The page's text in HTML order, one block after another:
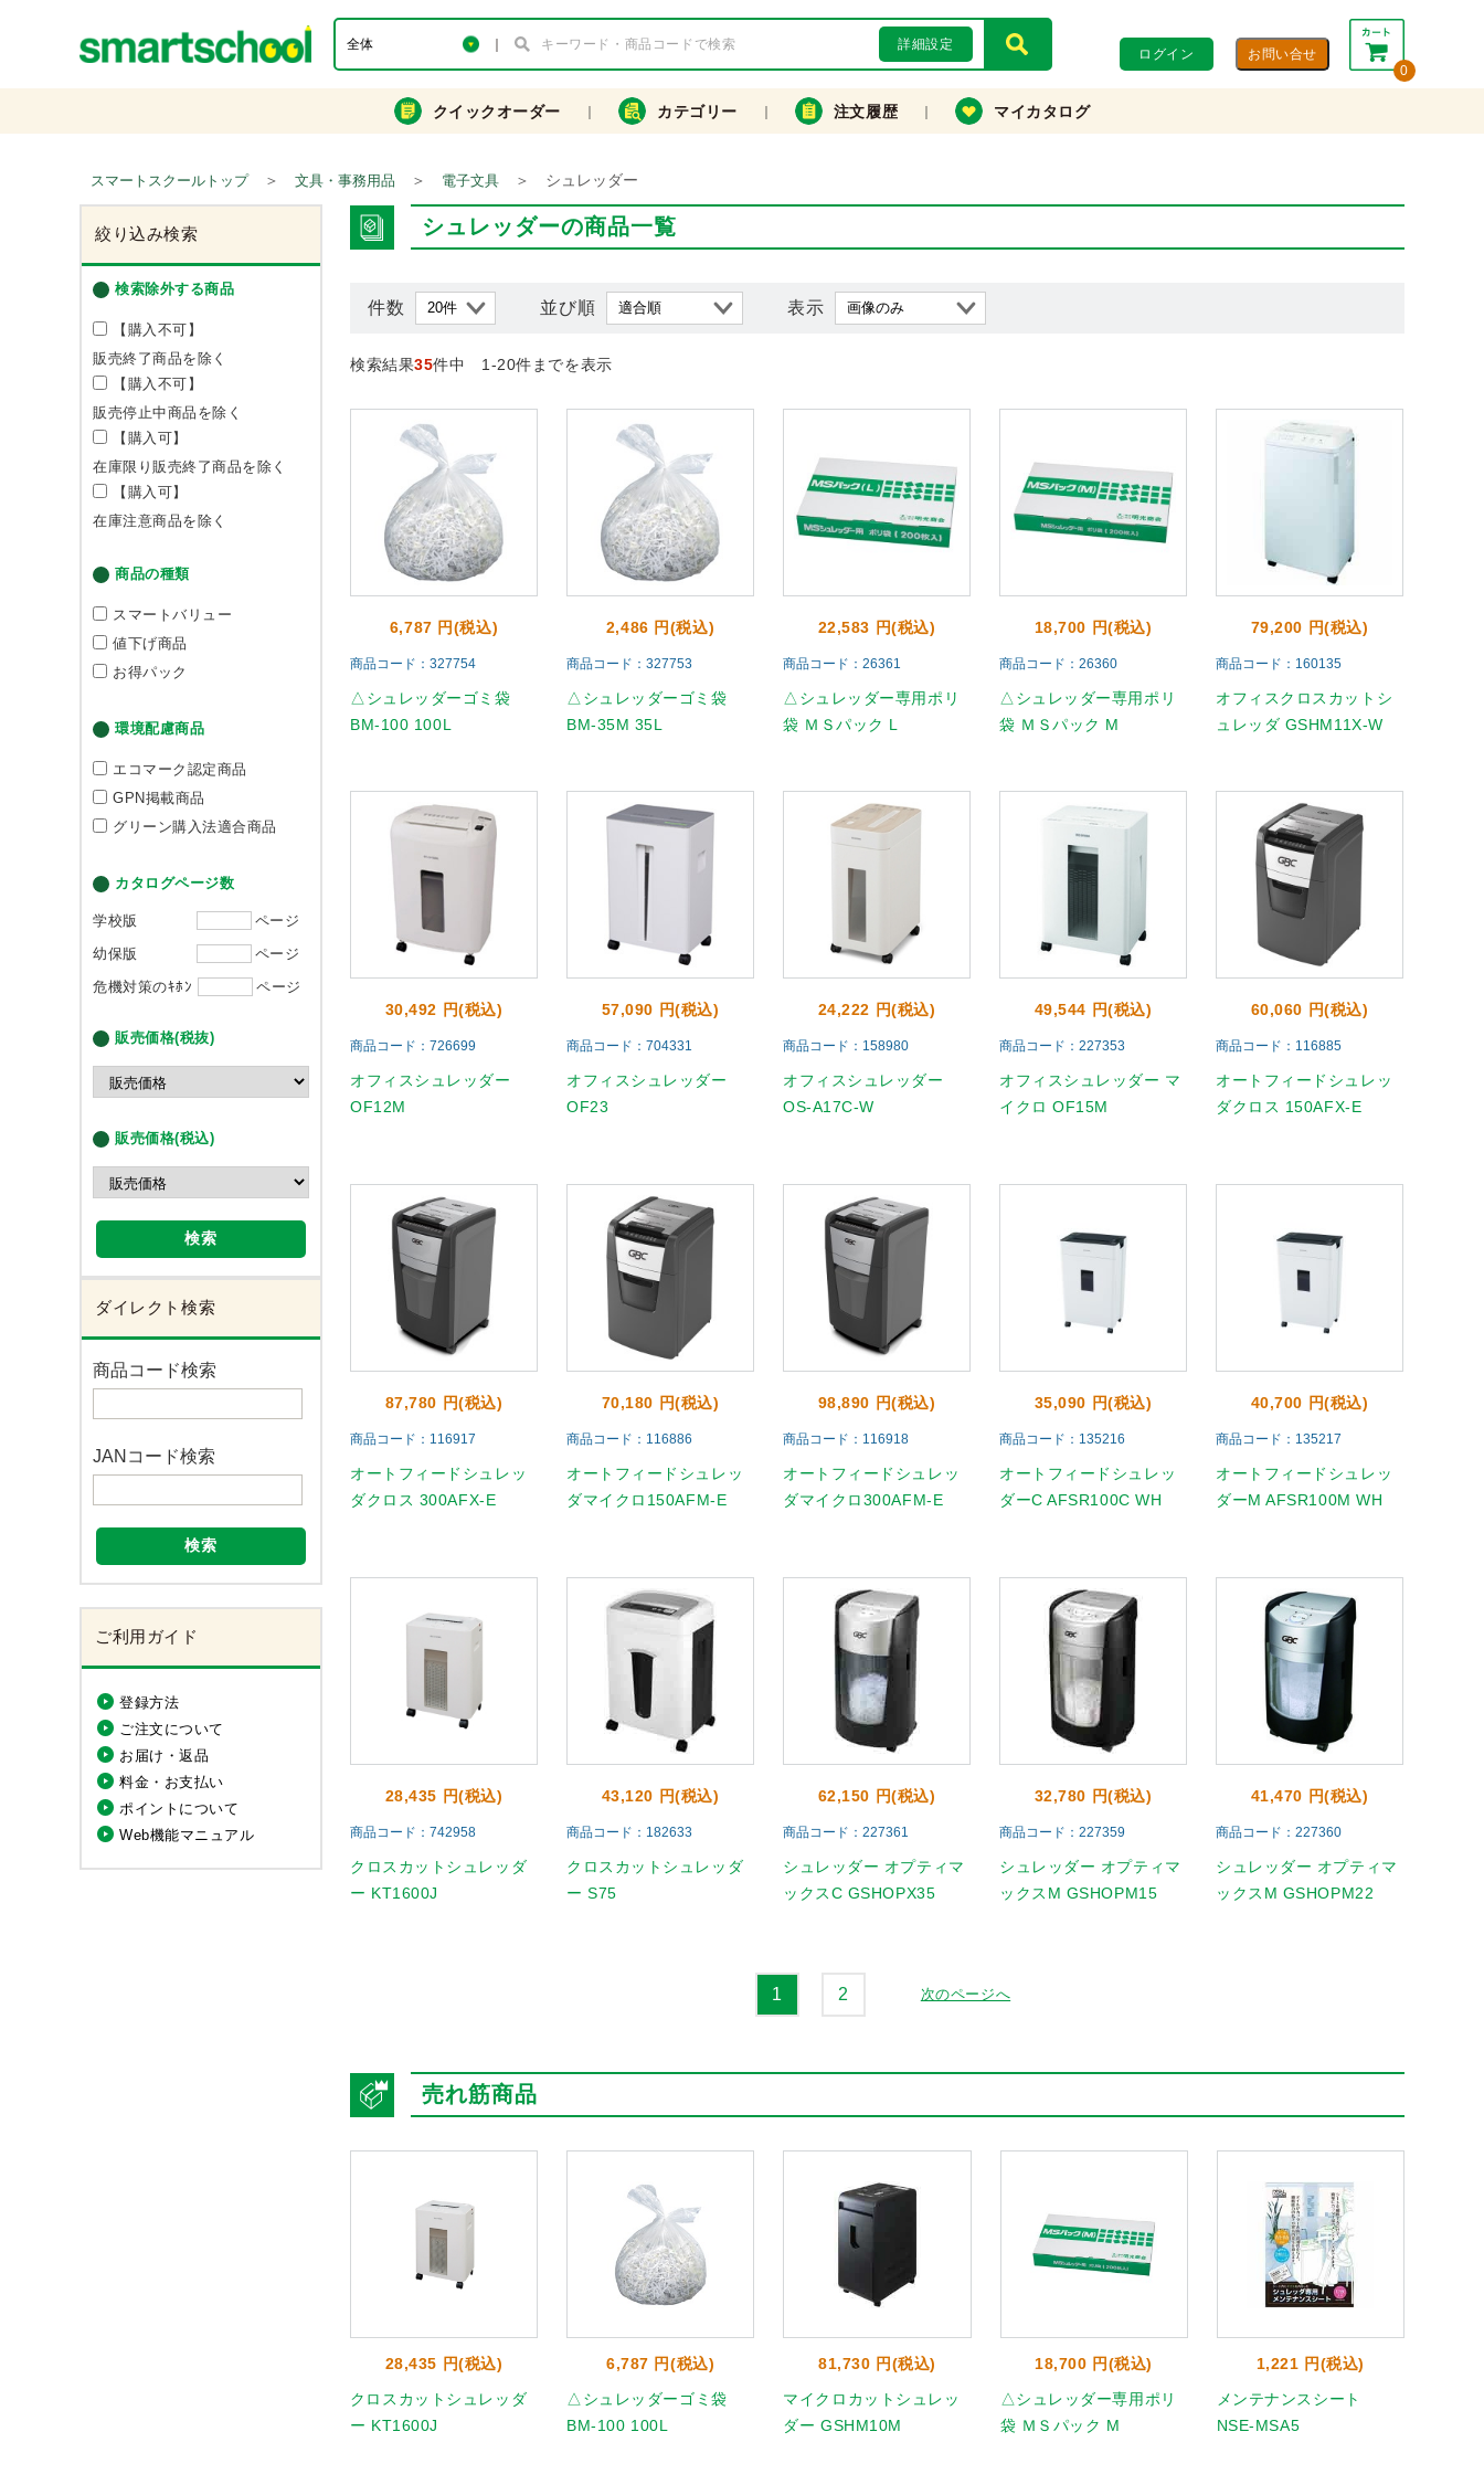
詳細設定
ログイン
0
合計： 0円
カートを見る・注文する
クイックオーダー カテゴリー 注文履歴 マイカタログ
スマートスクールトップ ＞ 文具・事務用品 ＞ 電子文具 ＞ シュレッダー
絞り込み検索
検索除外する商品
【購入不可】
販売終了商品を除く
【購入不可】
販売停止中商品を除く
【購入可】
在庫限り販売終了商品を除く
【購入可】
在庫注意商品を除く
商品の種類
スマートバリュー
値下げ商品
お得パック
環境配慮商品
エコマーク認定商品
GPN掲載商品
グリーン購入法適合商品
カタログページ数
学校版
ページ
幼保版
ページ
危機対策のｷﾎﾝ
ページ
販売価格(税抜)
販売価格(税込)
検索
ダイレクト検索
商品コード検索
JANコード検索
検索
ご利用ガイド
登録方法
ご注文について
お届け・返品
料金・お支払い
ポイントについて
Web機能マニュアル
シュレッダーの商品一覧
件数 並び順 表示
検索結果35件中 1-20件までを表示
6,787 円(税込)
商品コード：327754
△シュレッダーゴミ袋
BM-100 100L
2,486 円(税込)
商品コード：327753
△シュレッダーゴミ袋
BM-35M 35L
22,583 円(税込)
商品コード：26361
△シュレッダー専用ポリ
袋 ＭＳパック L
18,700 円(税込)
商品コード：26360
△シュレッダー専用ポリ
袋 ＭＳパック M
79,200 円(税込)
商品コード：160135
オフィスクロスカットシ
ュレッダ GSHM11X-W
30,492 円(税込)
商品コード：726699
オフィスシュレッダー
OF12M
57,090 円(税込)
商品コード：704331
オフィスシュレッダー
OF23
24,222 円(税込)
商品コード：158980
オフィスシュレッダー
OS-A17C-W
49,544 円(税込)
商品コード：227353
オフィスシュレッダー マ
イクロ OF15M
60,060 円(税込)
商品コード：116885
オートフィードシュレッ
ダクロス 150AFX-E
87,780 円(税込)
商品コード：116917
オートフィードシュレッ
ダクロス 300AFX-E
70,180 円(税込)
商品コード：116886
オートフィードシュレッ
ダマイクロ150AFM-E
98,890 円(税込)
商品コード：116918
オートフィードシュレッ
ダマイクロ300AFM-E
35,090 円(税込)
商品コード：135216
オートフィードシュレッ
ダーC AFSR100C WH
40,700 円(税込)
商品コード：135217
オートフィードシュレッ
ダーM AFSR100M WH
28,435 円(税込)
商品コード：742958
クロスカットシュレッダ
ー KT1600J
43,120 円(税込)
商品コード：182633
クロスカットシュレッダ
ー S75
62,150 円(税込)
商品コード：227361
シュレッダー オプティマ
ックスC GSHOPX35
32,780 円(税込)
商品コード：227359
シュレッダー オプティマ
ックスM GSHOPM15
41,470 円(税込)
商品コード：227360
シュレッダー オプティマ
ックスM GSHOPM22
1 2 次のページへ
売れ筋商品
28,435 円(税込)
クロスカットシュレッダ
ー KT1600J
6,787 円(税込)
△シュレッダーゴミ袋
BM-100 100L
81,730 円(税込)
マイクロカットシュレッ
ダー GSHM10M
18,700 円(税込)
△シュレッダー専用ポリ
袋 ＭＳパック M
1,221 円(税込)
メンテナンスシート
NSE-MSA5